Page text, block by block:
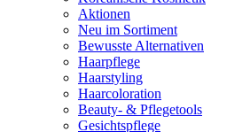
Aktionen
Neu im Sortiment
Bewusste Alternativen
Haarpflege
Haarstyling
Haarcoloration
Beauty- & Pflegetools
Gesichtspflege